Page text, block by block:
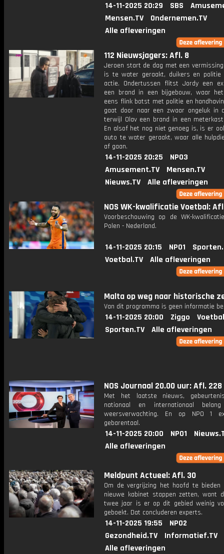
14-11-2025 20:29 SBS
Mensen.TV
Ondernemen.TV
Alle afleveringen
112 Nieuwsjagers: Afl. 8
Jeroen start de dag met een
is te water geraakt, duikers en politie
actie. Ondertussen flitst Jordy een
een brand in een bijgebouw, waar
eens flink botst met politie en
gaat door naar een zwaar ongeluk in
terwijl Olav een brand in een
En alsof het nog niet genoeg is, is er
auto te water geraakt, waar alle
af gaan.
14-11-2025 20:25
NPO3
Amusement.TV
Mensen.TV
Nieuws.TV
Alle afleveringen
NOS WK-kwalificatie Voetbal:
Voorbeschouwing op de WK-
Polen - Nederland.
14-11-2025 20:15 NPO1
Voetbal.TV
Alle afleveringen
Malta op weg naar historische
Van dit programma is geen informatie
14-11-2025 20:00 Ziggo
Sporten.TV
Alle afleveringen
NOS Journaal 20.00 uur: Afl. 228
Met het laatste nieuws,
nationaal en internationaal
weersverwachting. En op NPO 1
gebarentaal.
14-11-2025 20:00 NPO1
Alle afleveringen
Meldpunt Actueel: Afl. 30
Om de vergrijzing het hoofd te
nieuwe kabinet stappen zetten, want
twee jaar is er op dit gebied weinig
geboekt. Dat concluderen experts.
14-11-2025 19:55
NPO2
Gezondheid.TV
Informatief.TV
Alle afleveringen